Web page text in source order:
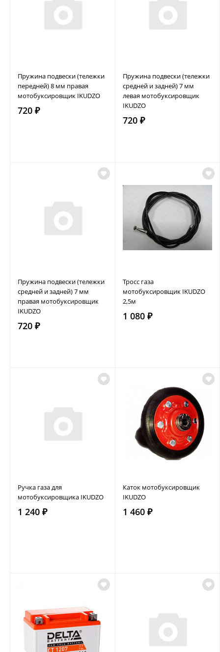
Пружина подвески (тележки
передней) 8 мм правая
мотобуксировщик IKUDZO
720 ₽
Пружина подвески (тележки
средней и задней) 7 мм
левая мотобуксировщик
IKUDZO
720 ₽
Пружина подвески (тележки
средней и задней) 7 мм
правая мотобуксировщик
IKUDZO
720 ₽
Тросс газа
мотобуксировщик IKUDZO
2,5м
1 080 ₽
Ручка газа для
мотобуксировщика IKUDZO
1 240 ₽
Каток мотобуксировщик
IKUDZO
1 460 ₽